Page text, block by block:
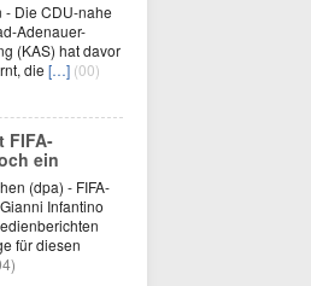
- Die CDU-nahe
Adenauer-
(KAS) hat davor
die […] (00)
FIFA-
ein
(dpa) - FIFA-
Infantino
für diesen